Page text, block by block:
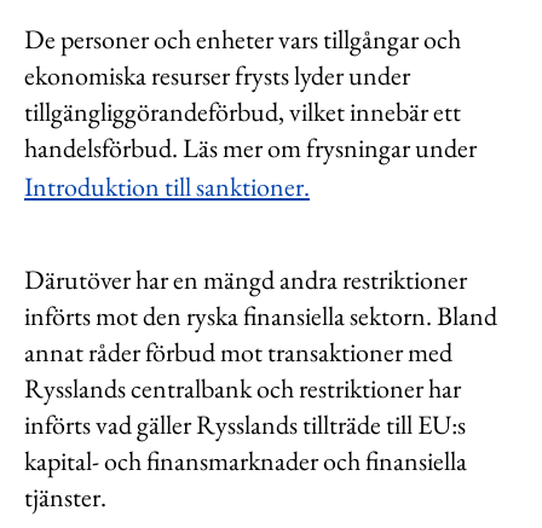
De personer och enheter vars tillgångar och
ekonomiska resurser frysts lyder under
tillgängliggörandeförbud, vilket innebär ett
handelsförbud. Läs mer om frysningar under
Introduktion till sanktioner.
Därutöver har en mängd andra restriktioner
införts mot den ryska finansiella sektorn. Bland
annat råder förbud mot transaktioner med
Rysslands centralbank och restriktioner har
införts vad gäller Rysslands tillträde till EU:s
kapital- och finansmarknader och finansiella
tjänster.